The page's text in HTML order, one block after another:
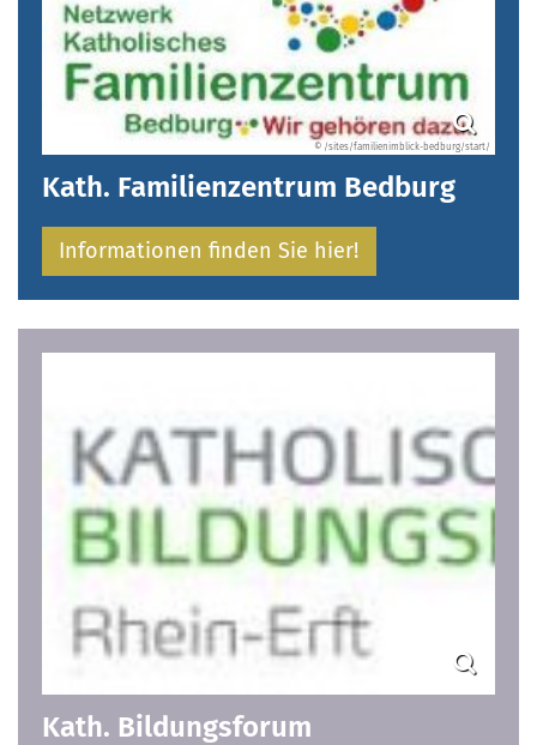
© /sites/familienimblick-bedburg/start/
Kath. Familienzentrum Bedburg
Informationen finden Sie hier!
Kath. Bildungsforum